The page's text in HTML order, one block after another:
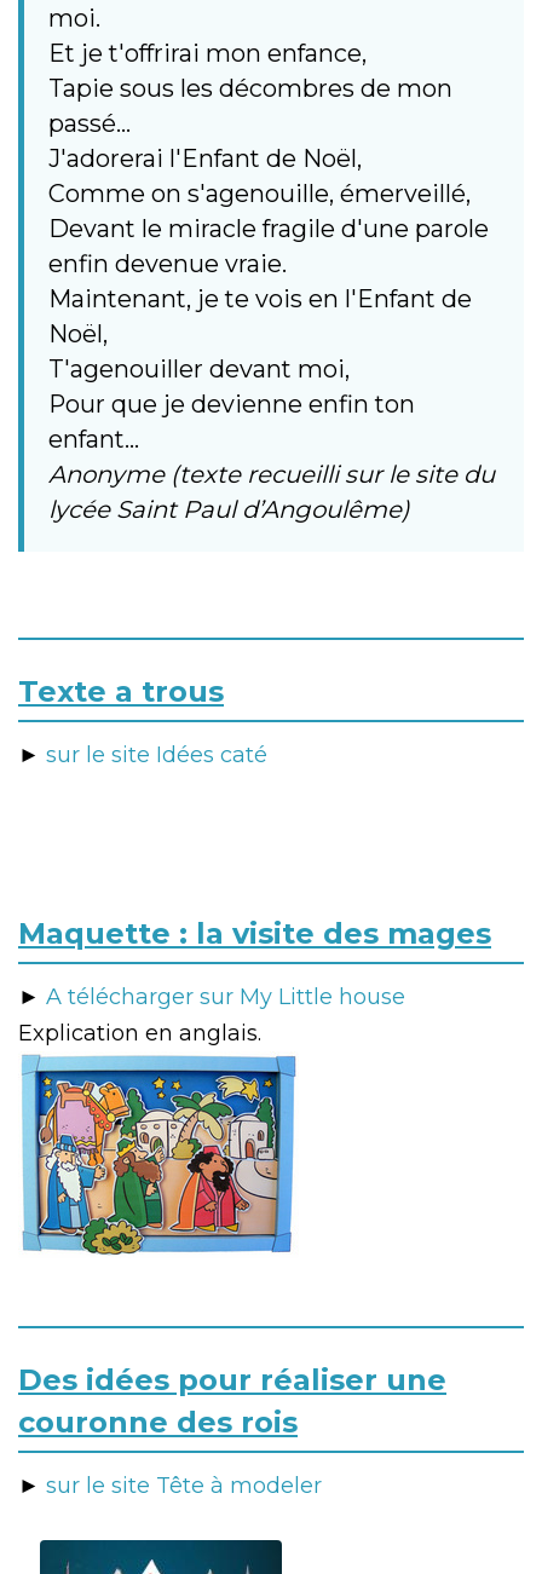
moi.
Et je t'offrirai mon enfance,
Tapie sous les décombres de mon
passé...
J'adorerai l'Enfant de Noël,
Comme on s'agenouille, émerveillé,
Devant le miracle fragile d'une parole
enfin devenue vraie.
Maintenant, je te vois en l'Enfant de
Noël,
T'agenouiller devant moi,
Pour que je devienne enfin ton
enfant...
Anonyme (texte recueilli sur le site du
lycée Saint Paul d’Angoulême)
Texte a trous
► sur le site Idées caté
Maquette : la visite des mages
► A télécharger sur My Little house
Explication en anglais.
Des idées pour réaliser une
couronne des rois
► sur le site Tête à modeler